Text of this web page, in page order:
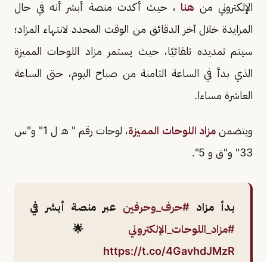
الإلكتروني من هنا ، حيث أكدت منصة أبشر أنه في حال
المزايدة خلال آخر الدقائق من الوقت المحدد لانتهاء المزاد؛
سيتم تمديده تلقائيًا، حيث يستمر مزاد اللوحات المميزة
الذي بدأ في الساعة الثامنة من صباح اليوم، حتى الساعة
العاشرة مساءا.
ويتضمنمزاد اللوحات المميزة
، لوحات رقم " هـ ل 1" و"س
33" و"ق و 5".
بدأ مزاد #حرف_وحرفين عبر منصة أبشر في
#مزاد_اللوحات_الإلكتروني 🌟
https://t.co/4GavhdJMzR